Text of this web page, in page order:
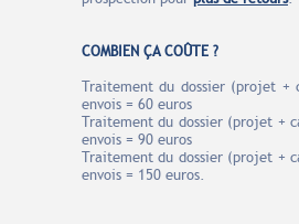
COMBIEN ÇA COÛTE ?
Traitement du dossier (projet +
envois = 60 euros
Traitement du dossier (projet +
envois = 90 euros
Traitement du dossier (projet +
envois = 150 euros.